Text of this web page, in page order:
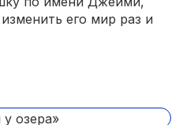
его мир раз и